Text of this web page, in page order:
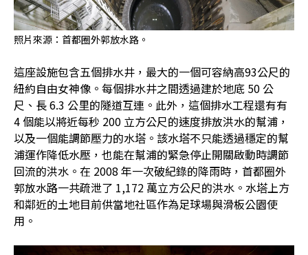
照片來源：首都圈外郭放水路。
這座設施包含五個排水井，最大的一個可容納高93公尺的
紐約自由女神像。每個排水井之間透過建於地底 50 公
尺、長 6.3 公里的隧道互連。此外，這個排水工程還有有
4 個能以將近每秒 200 立方公尺的速度排放洪水的幫浦，
以及一個能調節壓力的水塔。該水塔不只能透過穩定的幫
浦運作降低水壓，也能在幫浦的緊急停止開關啟動時調節
回流的洪水。在 2008 年一次破紀錄的降雨時，首都圈外
郭放水路一共疏泄了 1,172 萬立方公尺的洪水。水塔上方
和鄰近的土地目前供當地社區作為足球場與滑板公園使
用。